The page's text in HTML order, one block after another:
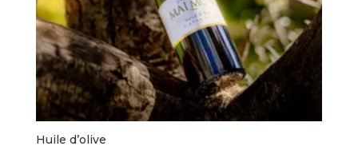
Huile d’olive